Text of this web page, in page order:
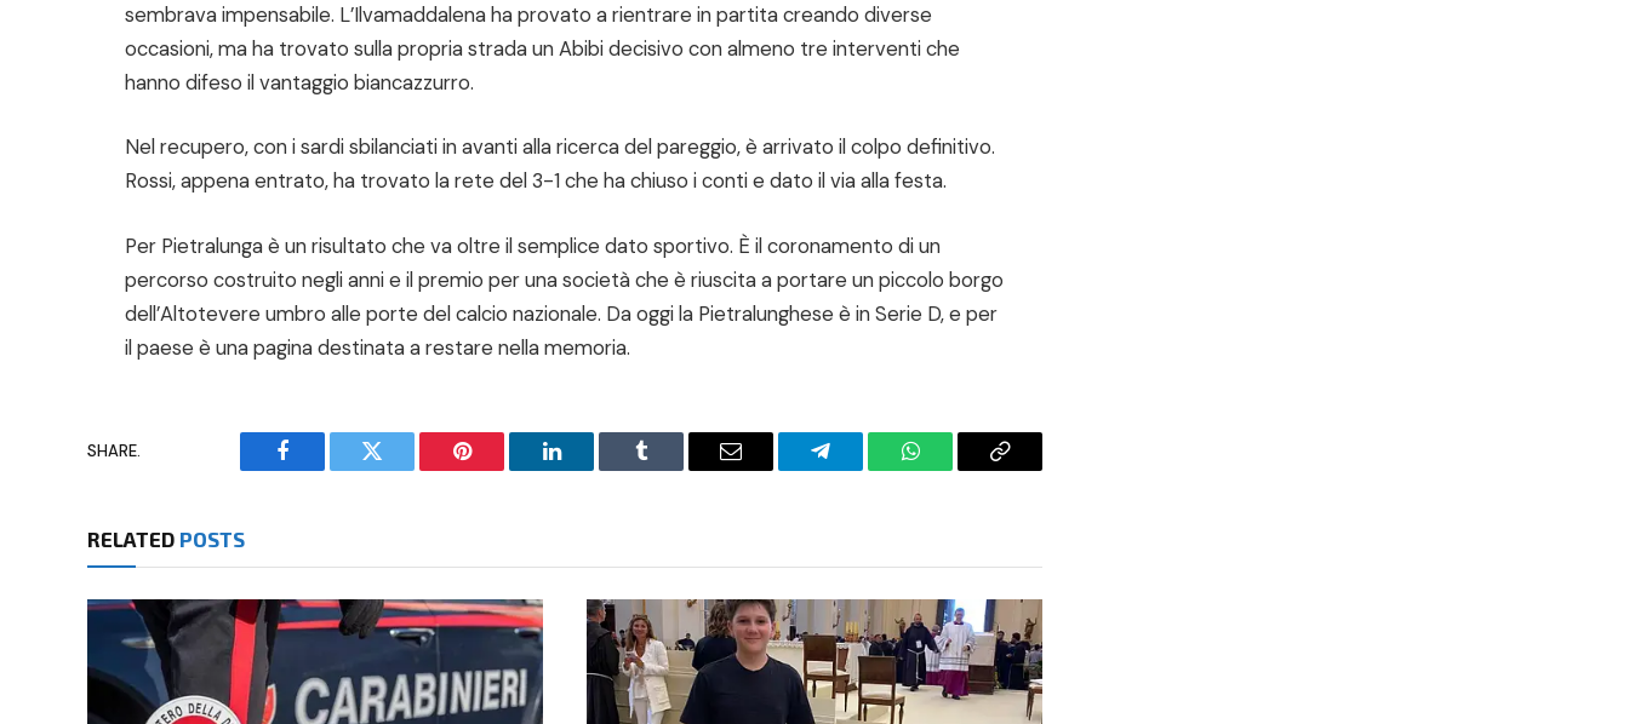
sembrava impensabile. L’Ilvamaddalena ha provato a rientrare in partita creando diverse
occasioni, ma ha trovato sulla propria strada un Abibi decisivo con almeno tre interventi che
hanno difeso il vantaggio biancazzurro.
Nel recupero, con i sardi sbilanciati in avanti alla ricerca del pareggio, è arrivato il colpo definitivo.
Rossi, appena entrato, ha trovato la rete del 3-1 che ha chiuso i conti e dato il via alla festa.
Per Pietralunga è un risultato che va oltre il semplice dato sportivo. È il coronamento di un
percorso costruito negli anni e il premio per una società che è riuscita a portare un piccolo borgo
dell’Altotevere umbro alle porte del calcio nazionale. Da oggi la Pietralunghese è in Serie D, e per
il paese è una pagina destinata a restare nella memoria.
SHARE.
Facebook Twitter Pinterest LinkedIn Tumblr Email Telegram WhatsAppCopy
RELATED POSTS